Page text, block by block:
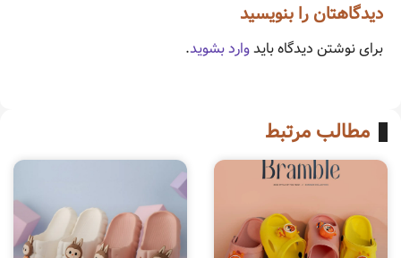
دیدگاهتان را بنویسید
برای نوشتن دیدگاه بایدوارد بشوید.
مطالب مرتبط